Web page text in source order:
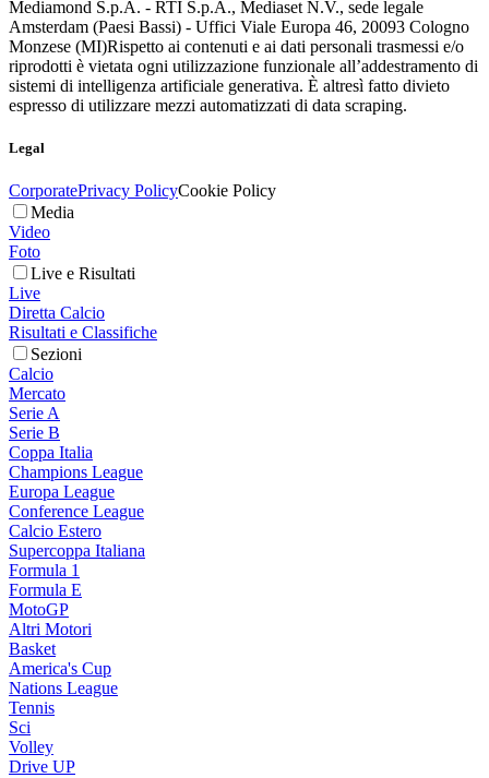
Mediamond S.p.A. - RTI S.p.A., Mediaset N.V., sede legale
Amsterdam (Paesi Bassi) - Uffici Viale Europa 46, 20093 Cologno
Monzese (MI)Rispetto ai contenuti e ai dati personali trasmessi e/o
riprodotti è vietata ogni utilizzazione funzionale all’addestramento di
sistemi di intelligenza artificiale generativa. È altresì fatto divieto
espresso di utilizzare mezzi automatizzati di data scraping.
Legal
CorporatePrivacy PolicyCookie Policy
Media
Video
Foto
Live e Risultati
Live
Diretta Calcio
Risultati e Classifiche
Sezioni
Calcio
Mercato
Serie A
Serie B
Coppa Italia
Champions League
Europa League
Conference League
Calcio Estero
Supercoppa Italiana
Formula 1
Formula E
MotoGP
Altri Motori
Basket
America's Cup
Nations League
Tennis
Sci
Volley
Drive UP